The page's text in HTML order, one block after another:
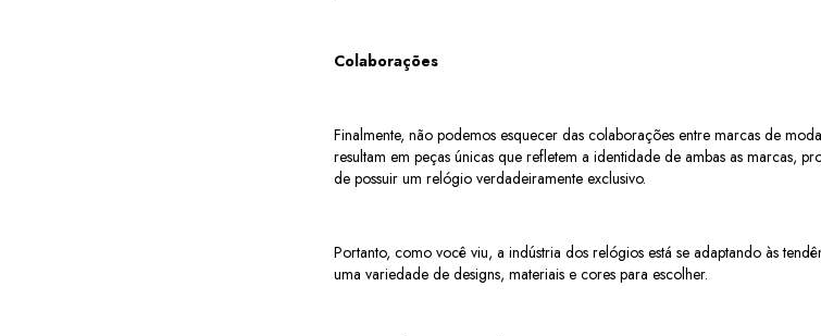
Colaborações
Finalmente, não podemos esquecer das colaborações entre marcas de
resultam em peças únicas que refletem a identidade de ambas as marcas,
de possuir um relógio verdadeiramente exclusivo.
Portanto, como você viu, a indústria dos relógios está se adaptando às
uma variedade de designs, materiais e cores para escolher.